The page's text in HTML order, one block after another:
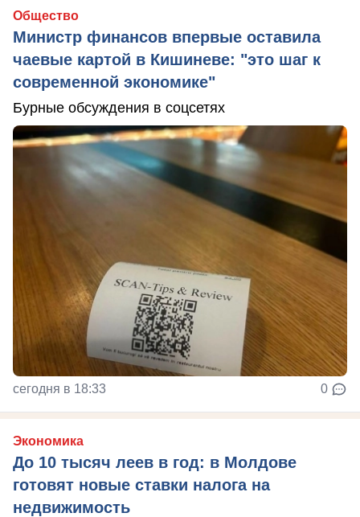
Общество
Министр финансов впервые оставила
чаевые картой в Кишиневе: "это шаг к
современной экономике"
Бурные обсуждения в соцсетях
сегодня в 18:33 0
Экономика
До 10 тысяч леев в год: в Молдове
готовят новые ставки налога на
недвижимость